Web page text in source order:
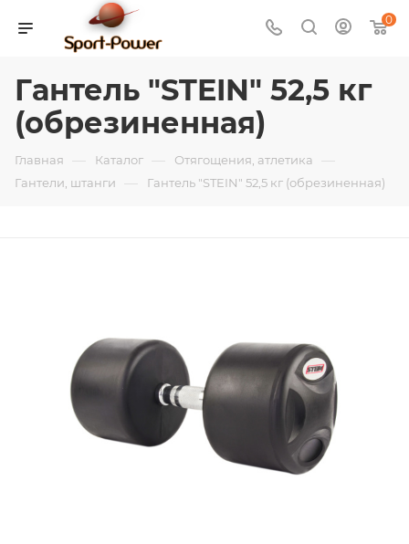
0
Гантель "STEIN" 52,5 кг
(обрезиненная)
Главная — Каталог — Отягощения, атлетика —
Гантели, штанги — Гантель "STEIN" 52,5 кг (обрезиненная)